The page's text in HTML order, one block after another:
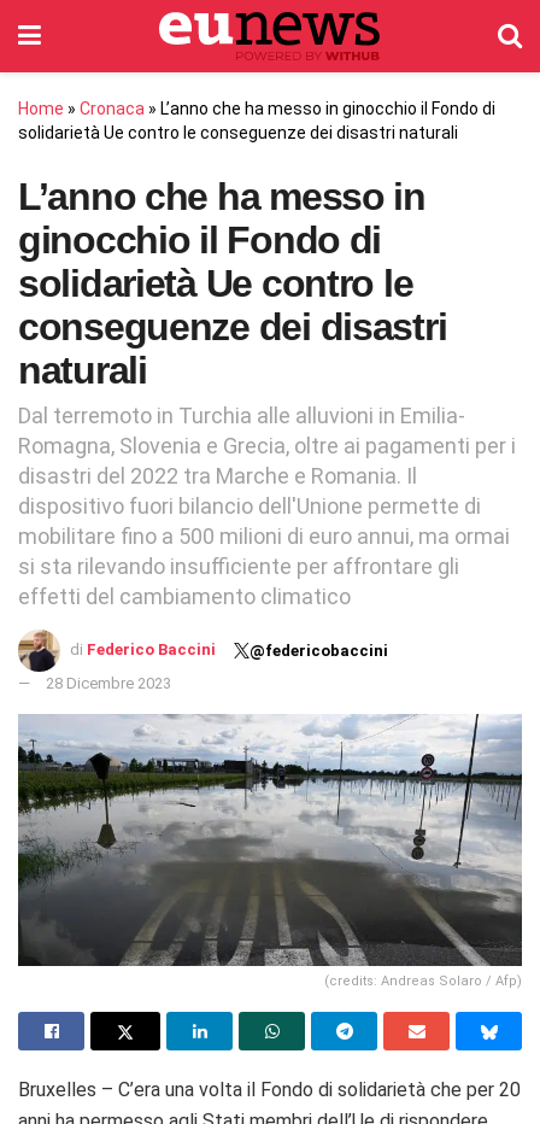
Home » Cronaca » L’anno che ha messo in ginocchio il Fondo di
solidarietà Ue contro le conseguenze dei disastri naturali
L’anno che ha messo in
ginocchio il Fondo di
solidarietà Ue contro le
conseguenze dei disastri
naturali
Dal terremoto in Turchia alle alluvioni in Emilia-
Romagna, Slovenia e Grecia, oltre ai pagamenti per i
disastri del 2022 tra Marche e Romania. Il
dispositivo fuori bilancio dell'Unione permette di
mobilitare fino a 500 milioni di euro annui, ma ormai
si sta rilevando insufficiente per affrontare gli
effetti del cambiamento climatico
di Federico Baccini
@federicobaccini
28 Dicembre 2023
(credits: Andreas Solaro / Afp)
Bruxelles – C’era una volta il Fondo di solidarietà che per 20